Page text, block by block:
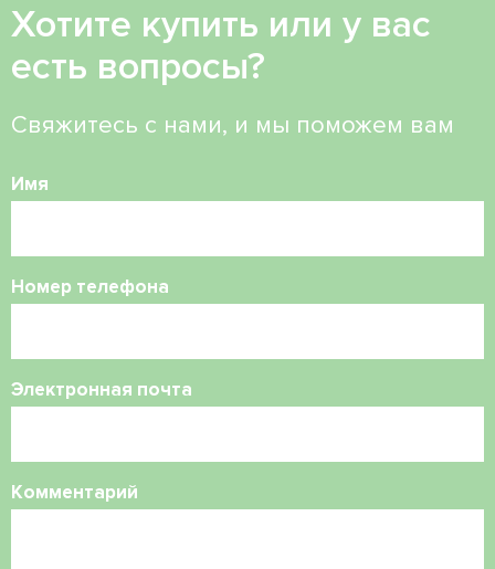
Хотите купить или у вас
есть вопросы?
Свяжитесь с нами, и мы поможем вам
Имя
Номер телефона
Электронная почта
Комментарий